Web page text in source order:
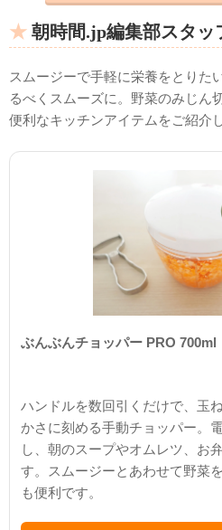
朝時間.jp編集部スタッ
スムージーで手軽に栄養をとりた
るべくスムーズに。野菜のみじん
便利なキッチンアイテムをご紹介
ぶんぶんチョッパー PRO 700ml
ハンドルを数回引くだけで、玉
かさに刻める手動チョッパー。
し、朝のスープやオムレツ、お
す。スムージーとあわせて野菜
も便利です。